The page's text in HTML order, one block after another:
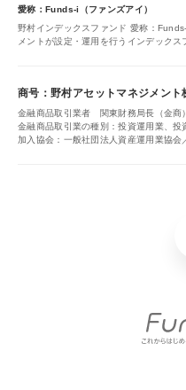
愛称：Funds-i（ファンズアイ）
野村インデックスファンド 愛称：
メントが設定・運用を行うインデックス
商号：野村アセットマネジメント
金融商品取引業者 関東財務局長（金商
金融商品取引業の種別：投資運用業、
加入協会：一般社団法人資産運用業協